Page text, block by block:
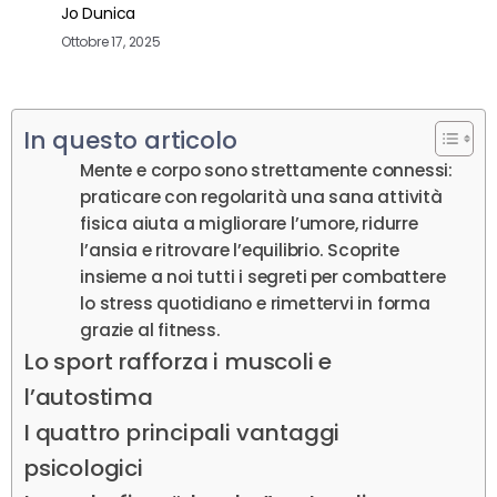
Jo Dunica
Ottobre 17, 2025
In questo articolo
Mente e corpo sono strettamente connessi:
praticare con regolarità una sana attività
fisica aiuta a migliorare l’umore, ridurre
l’ansia e ritrovare l’equilibrio. Scoprite
insieme a noi tutti i segreti per combattere
lo stress quotidiano e rimettervi in forma
grazie al fitness.
Lo sport rafforza i muscoli e
l’autostima
I quattro principali vantaggi
psicologici